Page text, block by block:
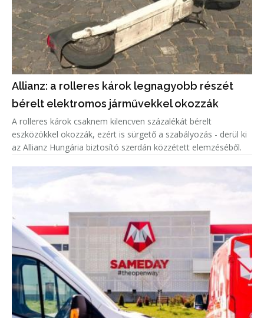
Allianz: a rolleres károk legnagyobb részét
bérelt elektromos járművekkel okozzák
A rolleres károk csaknem kilencven százalékát bérelt
eszközökkel okozzák, ezért is sürgető a szabályozás - derül ki
az Allianz Hungária biztosító szerdán közzétett elemzéséből.